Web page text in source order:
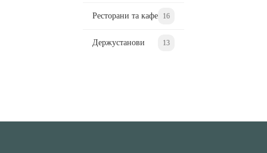
Ресторани та кафе 16
Держустанови 13